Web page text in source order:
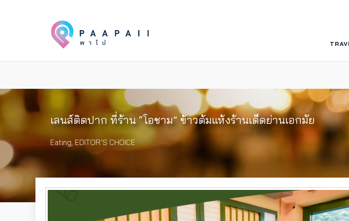
เลนส์ติดปาก ที่ร้าน “โอชาม” ข้าวต้มแห้งร้านเด็ดย่านเอกมัย
Eating, EDITOR’S CHOICE